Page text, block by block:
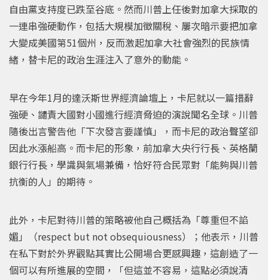
自由黨支持度已跌至谷底。然而川普上任後對加拿大採取的
一連串強硬動作，包括大規模加徵關稅、屢次暗示要把加拿
大變成美國第51個州，反而激起加拿大社會強烈的民族情
緒，替卡尼的政治生涯注入了意外的動能。
早在今年1月的達沃斯世界經濟論壇上，卡尼就以一篇措辭
強硬、譴責大國對小國進行經濟脅迫的演說聞名全球。川普
隨後出言警告他「下次發言要謹慎」，而卡尼的政治聲望卻
因此水漲船高。而卡尼的形象，前加拿大央行行長、英格蘭
銀行行長，學識與氣場兼備，恰好符合民眾對「能夠與川普
抗衡的人」的期待。
此外，卡尼對待川普的策略被他自己概括為「尊重但不諂
媚」（respect but not obsequiousness）；他表示，川普
在私下對於外界觀點其實比公開場合更感興趣，這創造了一
個可以有所進展的空間，「但這並不容易，這點必須說清